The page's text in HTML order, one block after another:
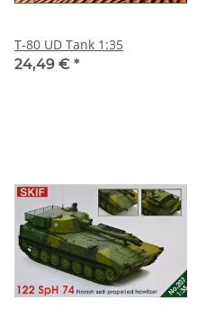
T-80 UD Tank 1:35
24,49 € *